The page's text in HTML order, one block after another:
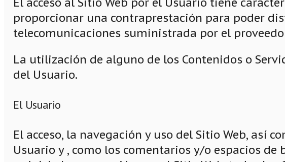
proporcionar una contraprestación para poder
telecomunicaciones suministrada por el
La utilización de alguno de los Contenidos o
del Usuario.
El Usuario
El acceso, la navegación y uso del Sitio Web, así
Usuario y , como los comentarios y/o espacios